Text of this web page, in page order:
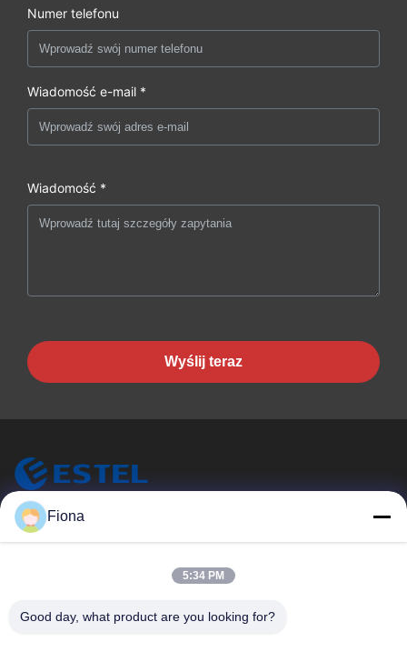
Numer telefonu
Wiadomość e-mail *
Wiadomość *
Wyślij teraz
ESTEL (GUANGDONG) TECHNOLOGY CO., LTD.
Do Domu
Nowy
Fiona
5:34 PM
Good day, what product are you looking for?